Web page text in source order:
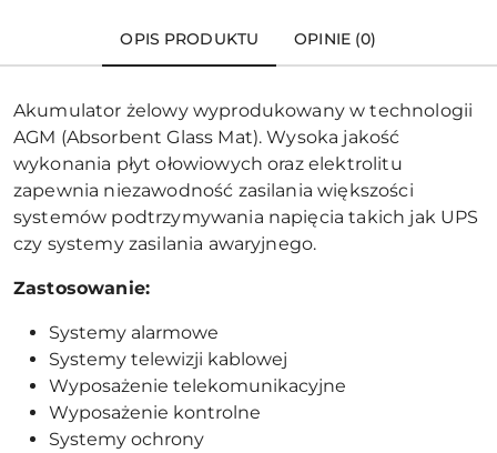
OPIS PRODUKTU OPINIE (0)
Akumulator żelowy wyprodukowany w technologii
AGM (Absorbent Glass Mat). Wysoka jakość
wykonania płyt ołowiowych oraz elektrolitu
zapewnia niezawodność zasilania większości
systemów podtrzymywania napięcia takich jak UPS
czy systemy zasilania awaryjnego.
Zastosowanie:
Systemy alarmowe
Systemy telewizji kablowej
Wyposażenie telekomunikacyjne
Wyposażenie kontrolne
Systemy ochrony